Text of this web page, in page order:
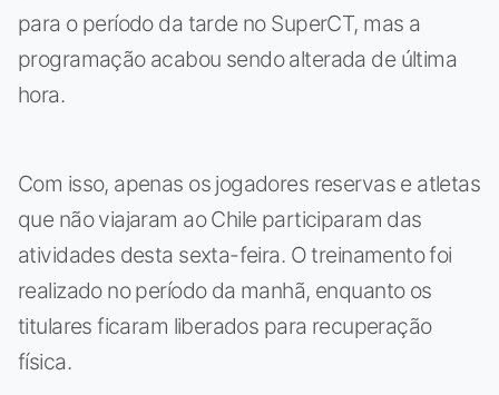
para o período da tarde no SuperCT, mas a
programação acabou sendo alterada de última
hora.
Com isso, apenas os jogadores reservas e atletas
que não viajaram ao Chile participaram das
atividades desta sexta-feira. O treinamento foi
realizado no período da manhã, enquanto os
titulares ficaram liberados para recuperação
física.